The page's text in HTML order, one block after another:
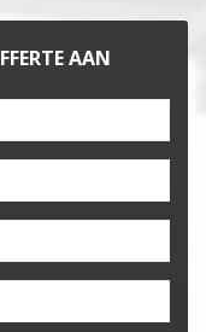
AAN